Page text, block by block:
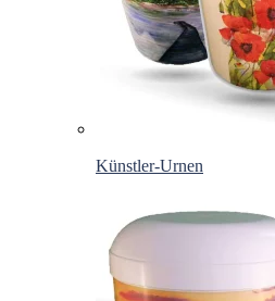
Künstler-Urnen